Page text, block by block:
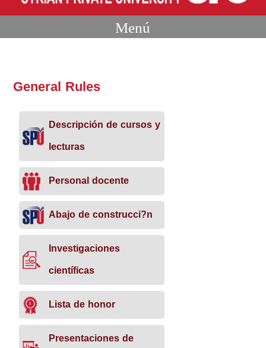
Menú
General Rules
Descripción de cursos y
lecturas
Personal docente
Abajo de construcci?n
Investigaciones
científicas
Lista de honor
Presentaciones de